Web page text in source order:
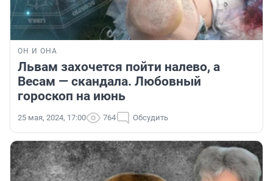
ОН И ОНА
Львам захочется пойти налево, а
Весам — скандала. Любовный
гороскоп на июнь
25 мая, 2024, 17:00 764 Обсудить